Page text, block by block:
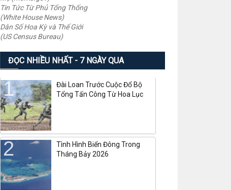
Tin Tức Từ Phủ Tổng Thống
(White House News)
Dân Số Hoa Kỳ và Thế Giới
(US Census Bureau)
ĐỌC NHIỀU NHẤT - 7 NGÀY QUA
Đài Loan Trước Cuộc Đổ Bộ
Tổng Tấn Công Từ Hoa Lục
Tình Hình Biển Đông Trong
Tháng Bảy 2026